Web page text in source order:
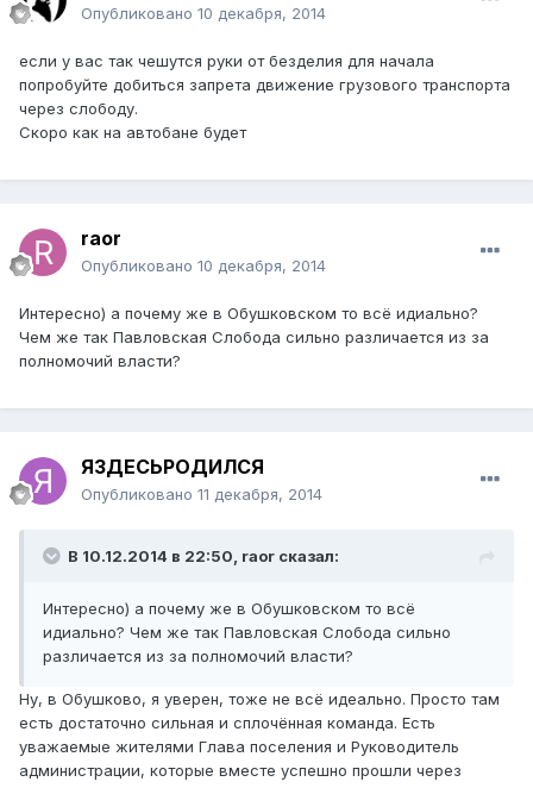
Опубликовано 10 декабря, 2014
если у вас так чешутся руки от безделия для начала
попробуйте добиться запрета движение грузового транспорта
через слободу.
Скоро как на автобане будет
raor
Опубликовано 10 декабря, 2014
Интересно) а почему же в Обушковском то всё идиально?
Чем же так Павловская Слобода сильно различается из за
полномочий власти?
ЯЗДЕСЬРОДИЛСЯ
Опубликовано 11 декабря, 2014
В 10.12.2014 в 22:50, raor сказал:
Интересно) а почему же в Обушковском то всё
идиально? Чем же так Павловская Слобода сильно
различается из за полномочий власти?
Ну, в Обушково, я уверен, тоже не всё идеально. Просто там
есть достаточно сильная и сплочённая команда. Есть
уважаемые жителями Глава поселения и Руководитель
администрации, которые вместе успешно прошли через